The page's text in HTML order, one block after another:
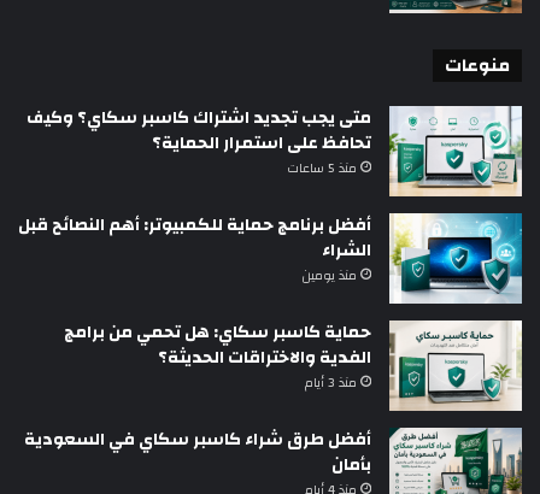
منوعات
متى يجب تجديد اشتراك كاسبر سكاي؟ وكيف
تحافظ على استمرار الحماية؟
منذ 5 ساعات
أفضل برنامج حماية للكمبيوتر: أهم النصائح قبل
الشراء
منذ يومين
حماية كاسبر سكاي: هل تحمي من برامج
الفدية والاختراقات الحديثة؟
منذ 3 أيام
أفضل طرق شراء كاسبر سكاي في السعودية
بأمان